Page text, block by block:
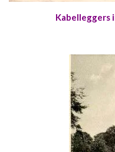
Kabelleggers